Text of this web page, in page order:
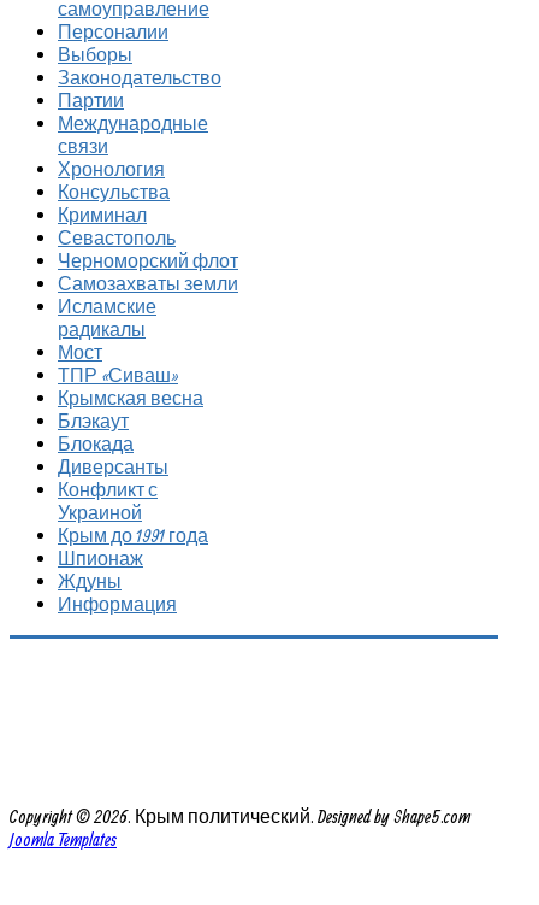
самоуправление
Персоналии
Выборы
Законодательство
Партии
Международные
связи
Хронология
Консульства
Криминал
Севастополь
Черноморский флот
Самозахваты земли
Исламские
радикалы
Мост
ТПР «Сиваш»
Крымская весна
Блэкаут
Блокада
Диверсанты
Конфликт с
Украиной
Крым до 1991 года
Шпионаж
Ждуны
Информация
Copyright © 2026. Крым политический. Designed by Shape5.com
Joomla Templates